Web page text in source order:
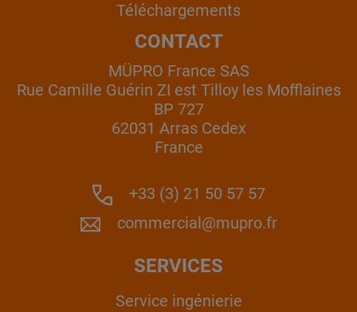
Téléchargements
CONTACT
MÜPRO France SAS
Rue Camille Guérin ZI est Tilloy les Mofflaines
BP 727
62031 Arras Cedex
France
+33 (3) 21 50 57 57
commercial@mupro.fr
SERVICES
Service ingénierie